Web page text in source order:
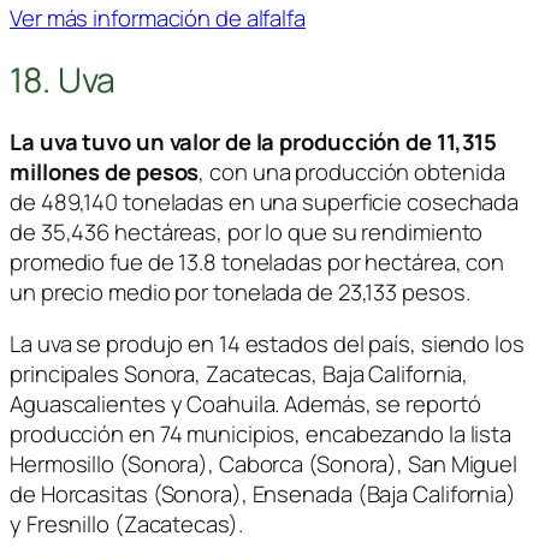
Ver más información de alfalfa
18. Uva
La uva tuvo un valor de la producción de 11,315
millones de pesos, con una producción obtenida
de 489,140 toneladas en una superficie cosechada
de 35,436 hectáreas, por lo que su rendimiento
promedio fue de 13.8 toneladas por hectárea, con
un precio medio por tonelada de 23,133 pesos.
La uva se produjo en 14 estados del país, siendo los
principales Sonora, Zacatecas, Baja California,
Aguascalientes y Coahuila. Además, se reportó
producción en 74 municipios, encabezando la lista
Hermosillo (Sonora), Caborca (Sonora), San Miguel
de Horcasitas (Sonora), Ensenada (Baja California)
y Fresnillo (Zacatecas).